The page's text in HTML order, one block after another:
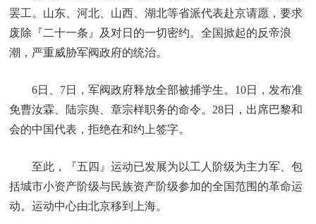
罢工。山东、河北、山西、湖北等省派代表赴京请愿，要求
废除『二十一条』及对日的一切密约。全国掀起的反帝浪
潮，严重威胁军阀政府的统治。
6日、7日，军阀政府释放全部被捕学生。10日，发布准
免曹汝霖、陆宗舆、章宗样职务的命令。28日，出席巴黎和
会的中国代表，拒绝在和约上签字。
至此，『五四』运动已发展为以工人阶级为主力军、包
括城市小资产阶级与民族资产阶级参加的全国范围的革命运
动。运动中心由北京移到上海。